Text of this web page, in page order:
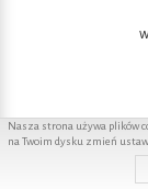
Nasza strona używa plików
na Twoim dysku zmień